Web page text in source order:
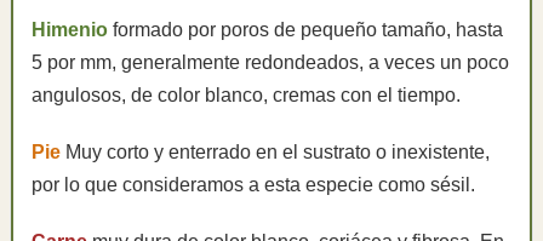
Himenio formado por poros de pequeño tamaño, hasta
5 por mm, generalmente redondeados, a veces un poco
angulosos, de color blanco, cremas con el tiempo.
Pie Muy corto y enterrado en el sustrato o inexistente,
por lo que consideramos a esta especie como sésil.